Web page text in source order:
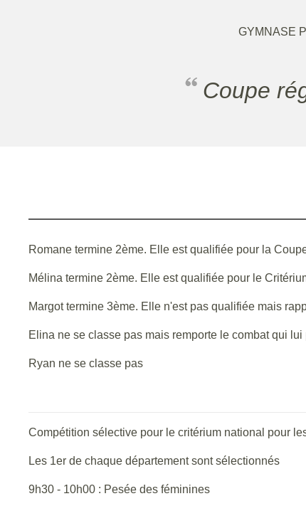
GYMNASE
Coupe
Romane termine 2ème. Elle est qualifiée pour la
Mélina termine 2ème. Elle est qualifiée pour le
Margot termine 3ème. Elle n'est pas qualifiée mais
Elina ne se classe pas mais remporte le combat qui
Ryan ne se classe pas
Compétition sélective pour le critérium national pour
Les 1er de chaque département sont sélectionnés
9h30 - 10h00 : Pesée des féminines